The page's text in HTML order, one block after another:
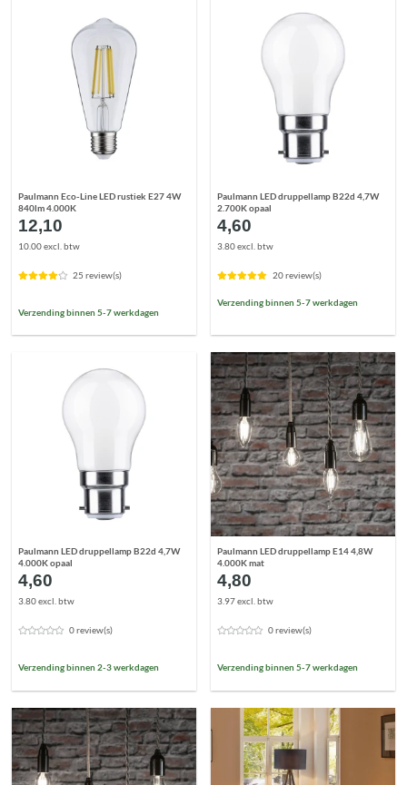
Paulmann Eco-Line LED rustiek E27 4W
840lm 4.000K
12,10
10.00 excl. btw
25 review(s)
Verzending binnen 5-7 werkdagen
Paulmann LED druppellamp B22d 4,7W
2.700K opaal
4,60
3.80 excl. btw
20 review(s)
Verzending binnen 5-7 werkdagen
Paulmann LED druppellamp B22d 4,7W
4.000K opaal
4,60
3.80 excl. btw
0 review(s)
Verzending binnen 2-3 werkdagen
Paulmann LED druppellamp E14 4,8W
4.000K mat
4,80
3.97 excl. btw
0 review(s)
Verzending binnen 5-7 werkdagen